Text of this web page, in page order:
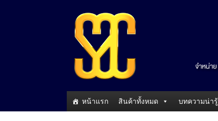
หน้าแรก สินค้าทั้งหมด บทความน่ารู้